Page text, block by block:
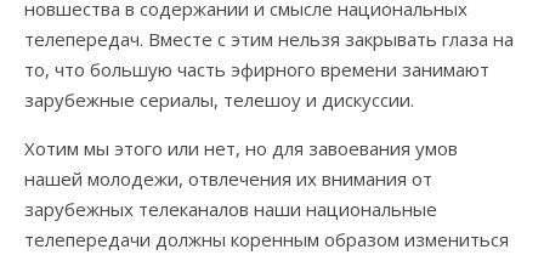
новшества в содержании и смысле национальных
телепередач. Вместе с этим нельзя закрывать глаза на
то, что большую часть эфирного времени занимают
зарубежные сериалы, телешоу и дискуссии.
Хотим мы этого или нет, но для завоевания умов
нашей молодежи, отвлечения их внимания от
зарубежных телеканалов наши национальные
телепередачи должны коренным образом измениться